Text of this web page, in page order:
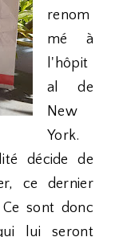
renom
mé à
l'hôpit
al de
New
York.
décide de
ce dernier
sont donc
lui seront